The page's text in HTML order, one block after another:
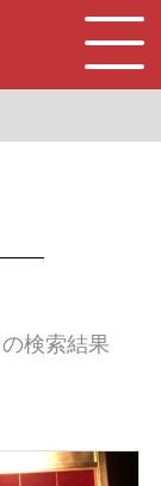
の検索結果